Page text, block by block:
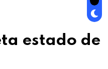
estado de